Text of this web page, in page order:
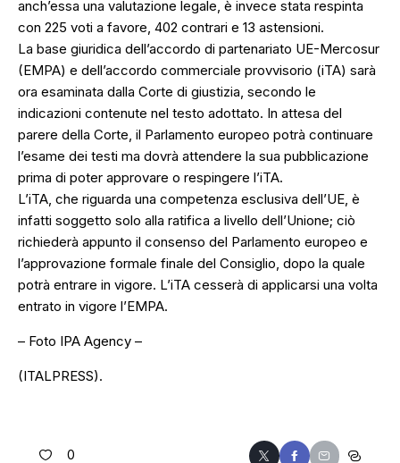
anch’essa una valutazione legale, è invece stata respinta
con 225 voti a favore, 402 contrari e 13 astensioni.
La base giuridica dell’accordo di partenariato UE-Mercosur
(EMPA) e dell’accordo commerciale provvisorio (iTA) sarà
ora esaminata dalla Corte di giustizia, secondo le
indicazioni contenute nel testo adottato. In attesa del
parere della Corte, il Parlamento europeo potrà continuare
l’esame dei testi ma dovrà attendere la sua pubblicazione
prima di poter approvare o respingere l’iTA.
L’iTA, che riguarda una competenza esclusiva dell’UE, è
infatti soggetto solo alla ratifica a livello dell’Unione; ciò
richiederà appunto il consenso del Parlamento europeo e
l’approvazione formale finale del Consiglio, dopo la quale
potrà entrare in vigore. L’iTA cesserà di applicarsi una volta
entrato in vigore l’EMPA.
– Foto IPA Agency –
(ITALPRESS).
0